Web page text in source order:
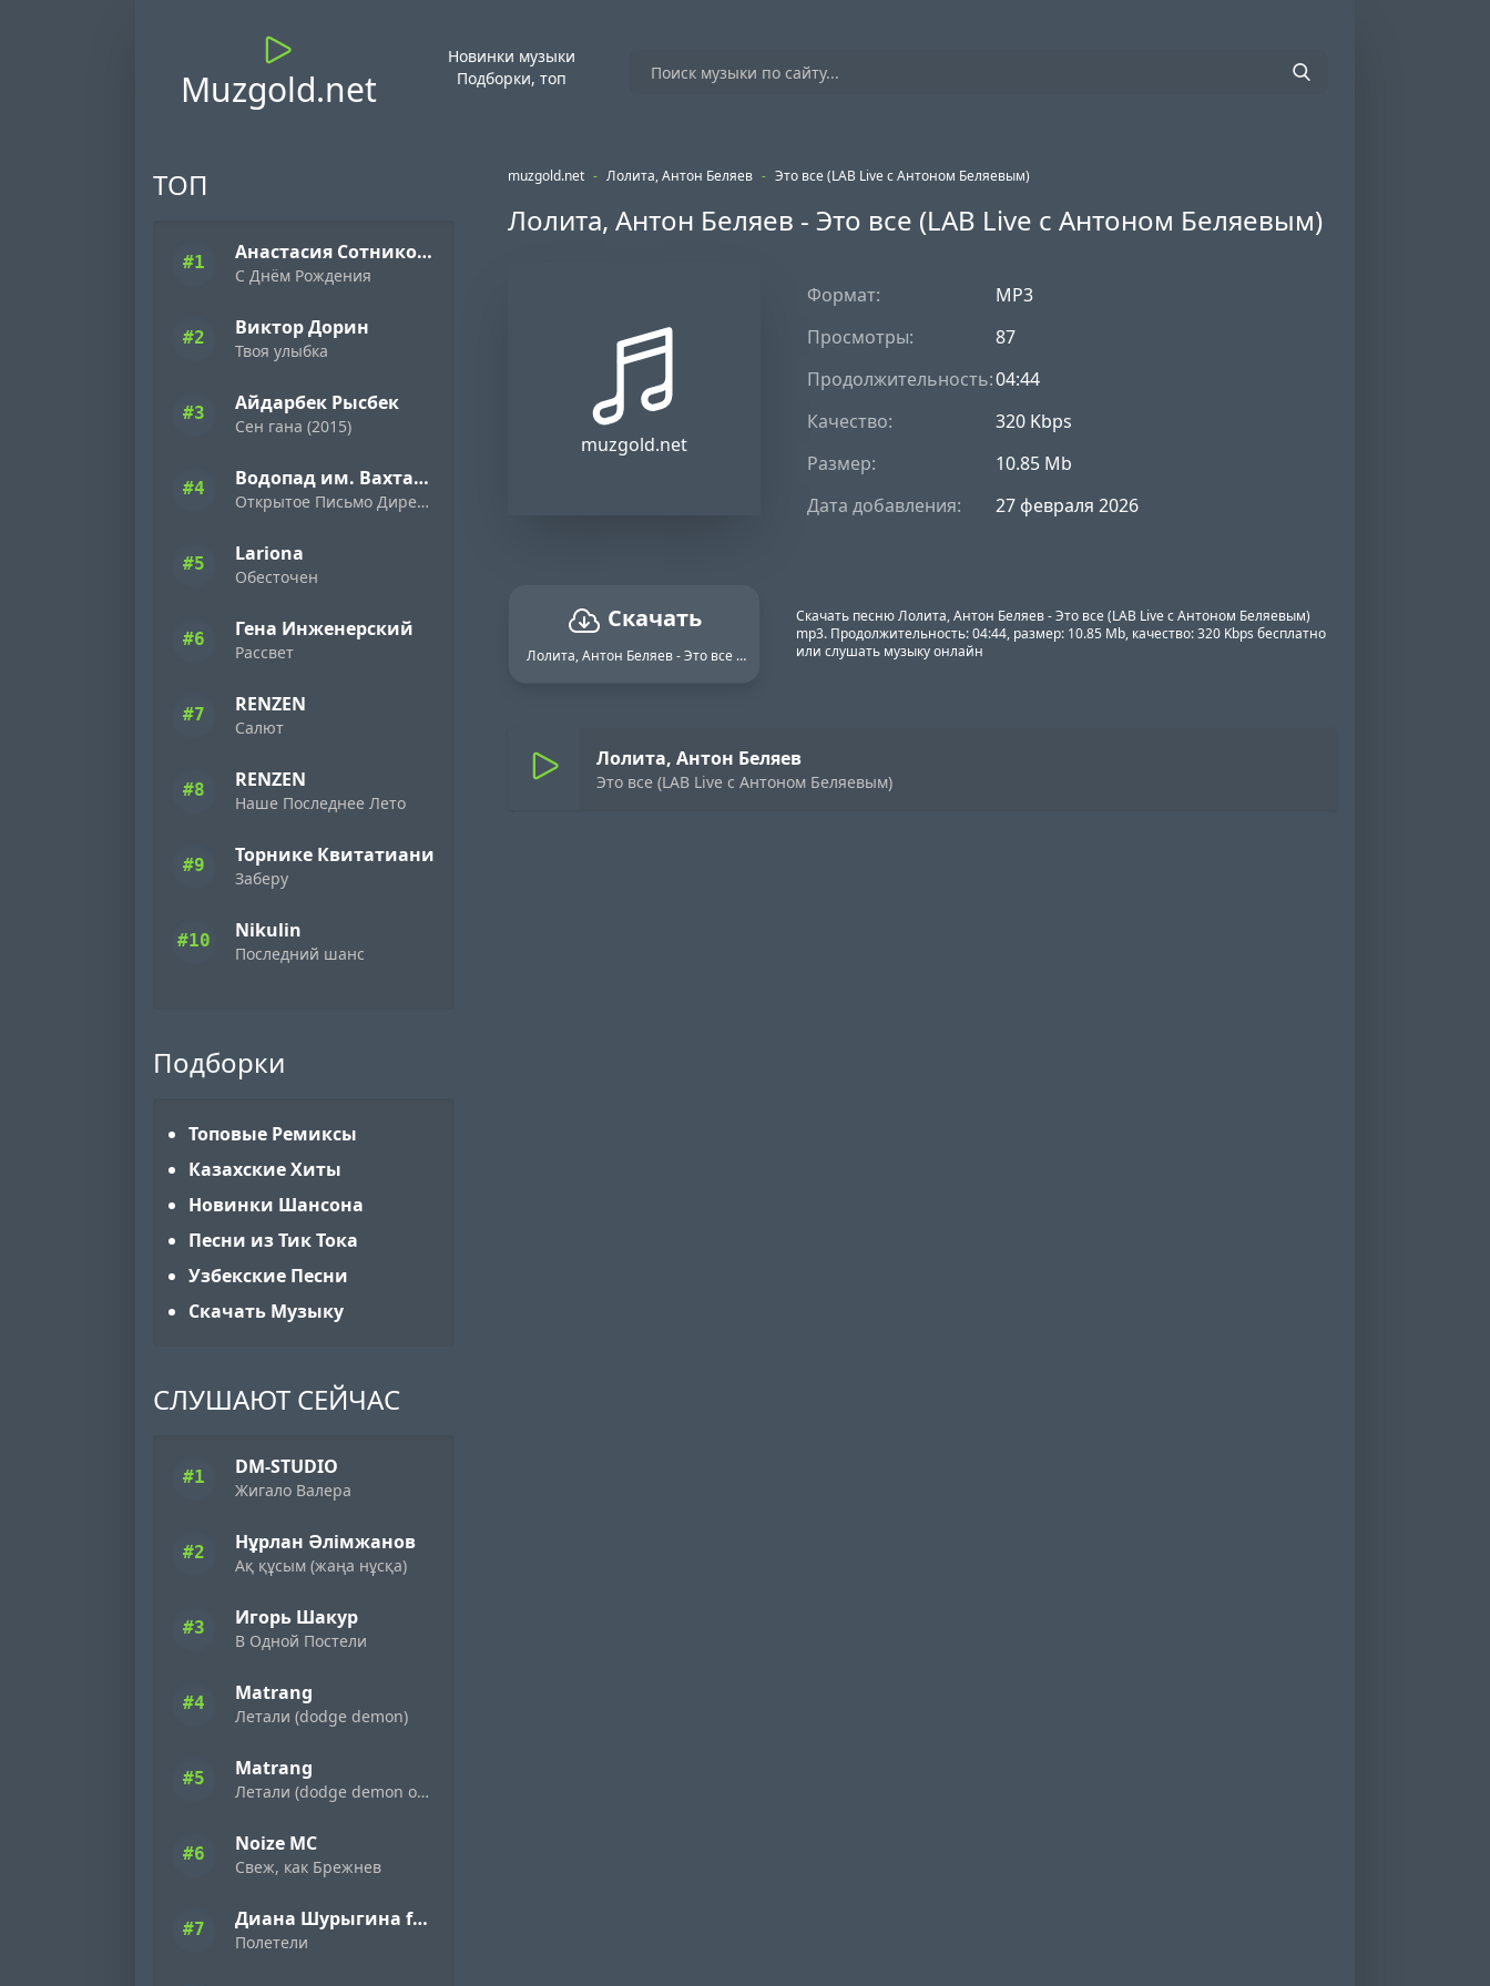
Muzgold.net
Новинки музыки
Подборки, топ
ТОП
#1 Анастасия Сотникова
С Днём Рождения
#2 Виктор Дорин
Твоя улыбка
#3 Айдарбек Рысбек
Сен гана (2015)
#4 Водопад им. Вахтанга Кикабидзе
Открытое Письмо Директору Фирмы «Ямаха» ( 1989 )
#5 Lariona
Обесточен
#6 Гена Инженерский
Рассвет
#7 RENZEN
Салют
#8 RENZEN
Наше Последнее Лето
#9 Торнике Квитатиани
Заберу
#10 Nikulin
Последний шанс
Подборки
Топовые Ремиксы
Казахские Хиты
Новинки Шансона
Песни из Тик Тока
Узбекские Песни
Скачать Музыку
СЛУШАЮТ СЕЙЧАС
#1 DM-STUDIO
Жигало Валера
#2 Нұрлан Әлімжанов
Ақ құсым (жаңа нұсқа)
#3 Игорь Шакур
В Одной Постели
#4 Matrang
Летали (dodge demon)
#5 Matrang
Летали (dodge demon oxygen)
#6 Noize MC
Свеж, как Брежнев
#7 Диана Шурыгина feat. Саша Акт
Полетели
muzgold.net - Лолита, Антон Беляев - Это все (LAB Live с Антоном Беляевым)
Лолита, Антон Беляев - Это все (LAB Live с Антоном Беляевым)
muzgold.net
Формат:
MP3
Просмотры:
87
Продолжительность:04:44
Качество:
320 Kbps
Размер:
10.85 Mb
Дата добавления:
27 февраля 2026
Скачать
Лолита, Антон Беляев - Это все (LAB Live с Антоном Беляевым)
Скачать песню Лолита, Антон Беляев - Это все (LAB Live с Антоном Беляевым)
mp3. Продолжительность: 04:44, размер: 10.85 Mb, качество: 320 Kbps бесплатно
или слушать музыку онлайн
Лолита, Антон Беляев
Это все (LAB Live с Антоном Беляевым)